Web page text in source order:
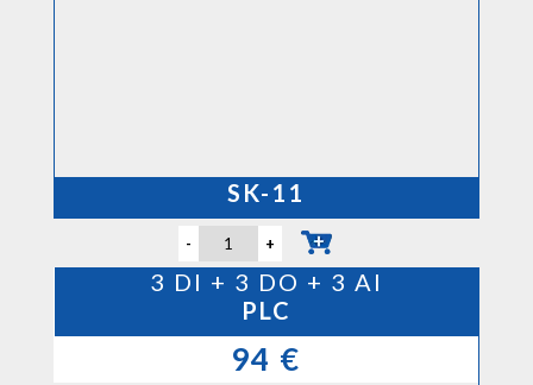
SK-11
- +
3 DI + 3 DO + 3 AI
PLC
94 €